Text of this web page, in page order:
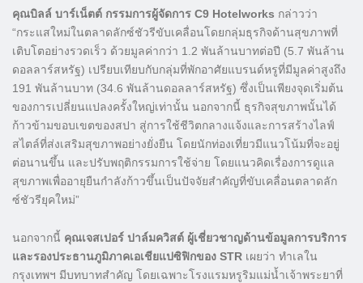
คุณบิลล์ บาร์เน็ตต์ กรรมการผู้จัดการ C9 Hotelworks กล่าวว่า
“กระแสใหม่ในตลาดลักซ์ชัวรีขับเคลื่อนโดยกลุ่มธุรกิจด้านสุขภาพที่
เติบโตอย่างรวดเร็ว ด้วยมูลค่ากว่า 1.2 พันล้านบาทต่อปี (5.7 พันล้าน
ดอลลาร์สหรัฐ) เปรียบเทียบกับกลุ่มที่พักอาศัยแบรนด์หรูที่มีมูลค่าสูงถึง
191 พันล้านบาท (34.6 พันล้านดอลลาร์สหรัฐ) ซึ่งเป็นเพียงจุดเริ่มต้น
ของการเปลี่ยนแปลงครั้งใหญ่เท่านั้น นอกจากนี้ ธุรกิจสุขภาพนั้นได้
ก้าวข้ามขอบเขตของสปา สู่การใช้ชีวิตกลางแจ้งและการสร้างไลฟ์
สไตล์ที่ส่งเสริมสุขภาพอย่างยั่งยืน โดยนักท่องเที่ยวมีแนวโน้มที่จะอยู่
ต่อนานขึ้น และปรับพฤติกรรมการใช้จ่าย โดยแนวคิดเรื่องการดูแล
สุขภาพเพื่ออายุยืนกำลังก้าวขึ้นเป็นปัจจัยสำคัญที่ขับเคลื่อนตลาดลัก
ซ์ชัวรียุคใหม่”
นอกจากนี้ คุณเจสเปอร์ ปาล์มควิสต์ ผู้เชี่ยวชาญด้านข้อมูลการบริการ
และรองประธานภูมิภาคเอเชียแปซิฟิกของ STR เผยว่า ทำเลใน
กรุงเทพฯ มีบทบาทสำคัญ โดยเฉพาะโรงแรมหรูริมแม่น้ำเจ้าพระยาที่